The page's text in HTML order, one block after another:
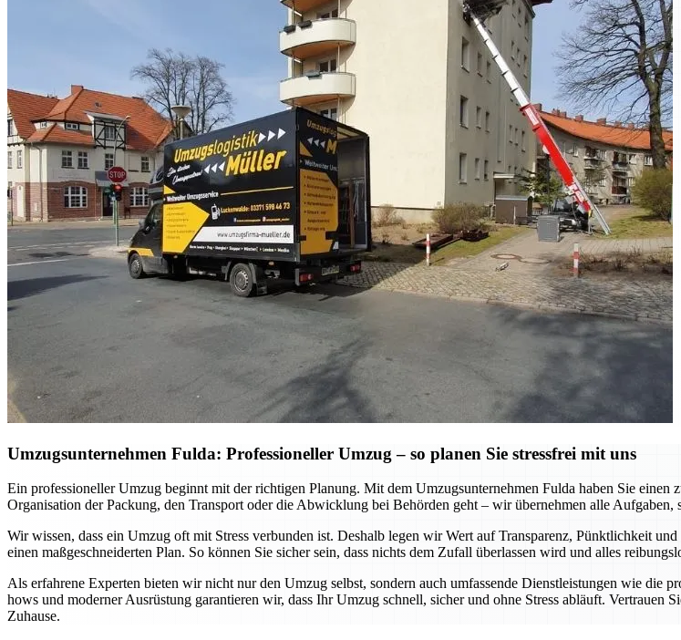
Umzugsunternehmen Fulda: Professioneller Umzug – so planen Sie stressfrei mit uns
Ein professioneller Umzug beginnt mit der richtigen Planung. Mit dem Umzugsunternehmen Fulda haben Sie einen
Organisation der Packung, den Transport oder die Abwicklung bei Behörden geht – wir übernehmen alle Aufgaben,
Wir wissen, dass ein Umzug oft mit Stress verbunden ist. Deshalb legen wir Wert auf Transparenz, Pünktlichkeit
einen maßgeschneiderten Plan. So können Sie sicher sein, dass nichts dem Zufall überlassen wird und alles
Als erfahrene Experten bieten wir nicht nur den Umzug selbst, sondern auch umfassende Dienstleistungen wie die
hows und moderner Ausrüstung garantieren wir, dass Ihr Umzug schnell, sicher und ohne Stress abläuft. Vertrauen
Zuhause.